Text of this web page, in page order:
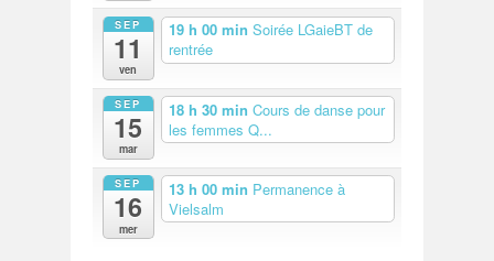
SEP
11
ven
19 h 00 min Soirée LGaieBT de
rentrée
SEP
15
mar
18 h 30 min Cours de danse pour
les femmes Q...
SEP
16
mer
13 h 00 min Permanence à
Vielsalm